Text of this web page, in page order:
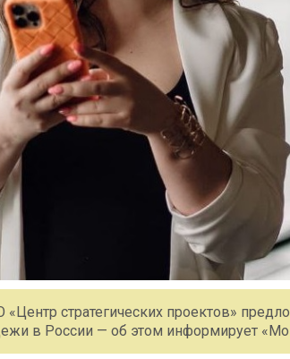
стратегических проектов»
в России — об этом информирует